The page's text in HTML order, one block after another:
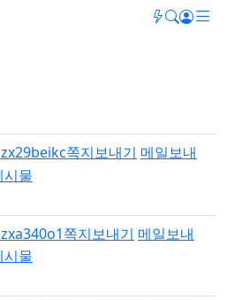
새글/새
검색로그
zx29beikc쪽지보내기 메일보내
시물
zxa340o1쪽지보내기 메일보내
시물